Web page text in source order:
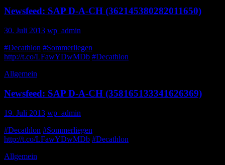
Newsfeed: SAP D-A-CH (362145380282011650)
30. Juli 2013 wp_admin
#Decathlon #Sommerliegen
http://t.co/LFawYDwMDb #Decathlon
Allgemein
Newsfeed: SAP D-A-CH (358165133341626369)
19. Juli 2013 wp_admin
#Decathlon #Sommerliegen
http://t.co/LFawYDwMDb #Decathlon
Allgemein